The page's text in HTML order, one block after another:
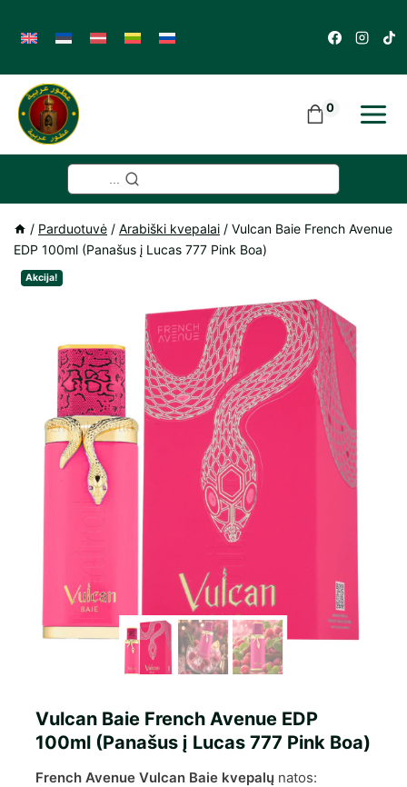
content
0
/ Parduotuvė / Arabiški kvepalai / Vulcan Baie French Avenue
EDP 100ml (Panašus į Lucas 777 Pink Boa)
Akcija!
Vulcan Baie French Avenue EDP
100ml (Panašus į Lucas 777 Pink Boa)
French Avenue Vulcan Baie kvepalų natos: